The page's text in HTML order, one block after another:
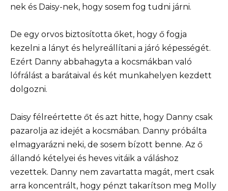
nek és Daisy-nek, hogy sosem fog tudni járni.
De egy orvos biztosította őket, hogy ő fogja
kezelni a lányt és helyreállítani a járó képességét.
Ezért Danny abbahagyta a kocsmákban való
lófrálást a barátaival és két munkahelyen kezdett
dolgozni.
Daisy félreértette őt és azt hitte, hogy Danny csak
pazarolja az idejét a kocsmában. Danny próbálta
elmagyarázni neki, de sosem bízott benne. Az ő
állandó kételyei és heves vitáik a váláshoz
vezettek. Danny nem zavartatta magát, mert csak
arra koncentrált, hogy pénzt takarítson meg Molly